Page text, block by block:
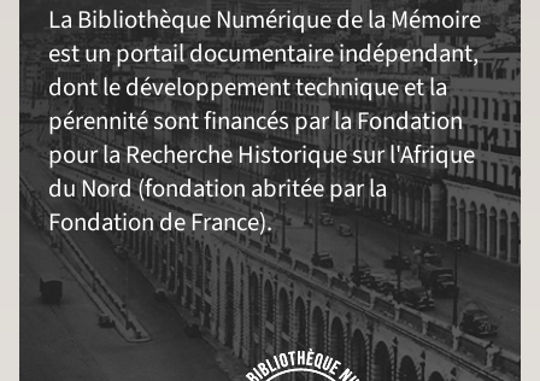
La Bibliothèque Numérique de la Mémoire
est un portail documentaire indépendant,
dont le développement technique et la
pérennité sont financés par la Fondation
pour la Recherche Historique sur l'Afrique
du Nord (fondation abritée par la
Fondation de France).